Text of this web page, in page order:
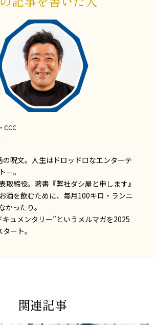
CCC
呪文。人生はドロッドロなエンターテ
ー。
取締役。著書『弊社ダシ屋と申します』
酒を飲むために、毎月100キロ・ランニ
かったり。
キュメンタリー”というメルマガを2025
ート。
関連記事